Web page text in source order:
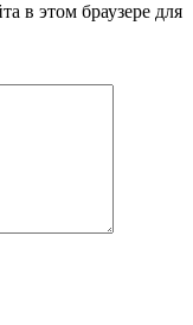
в этом браузере для